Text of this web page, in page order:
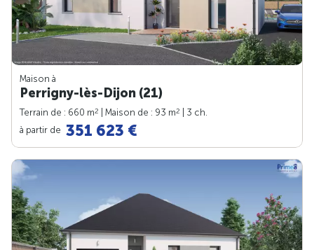
Maison à
Perrigny-lès-Dijon (21)
Terrain de : 660 m2 | Maison de : 93 m2
| 3 ch.
à partir de 351 623 €